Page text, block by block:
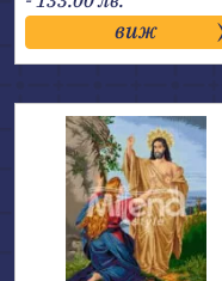
29.00€
through
68.00€
виж